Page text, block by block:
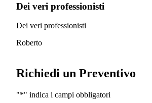
Dei veri professionisti
Dei veri professionisti
Roberto
Richiedi un Preventivo
"*" indica i campi obbligatori